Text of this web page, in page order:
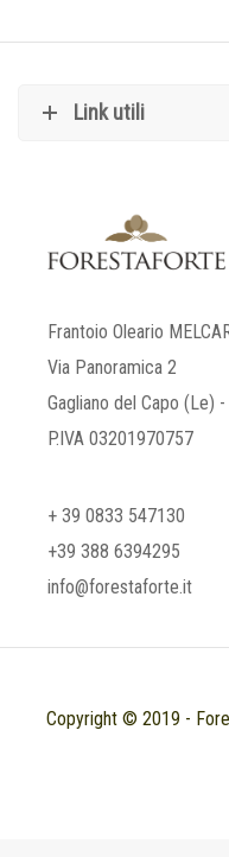
Link utili
Frantoio Oleario
Via Panoramica 2
Gagliano del Capo (Le)
P.IVA 03201970757
+ 39 0833 547130
+39 388 6394295
info@forestaforte.it
Copyright © 2019 -